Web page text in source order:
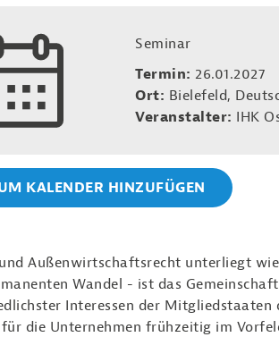
Seminar
Termin: 26.01.2027
Ort: Bielefeld,
Veranstalter: IHK
KALENDER HINZUFÜGEN
Außenwirtschaftsrecht unterliegt
Wandel - ist das
Interessen der Mitgliedstaaten
die Unternehmen frühzeitig im